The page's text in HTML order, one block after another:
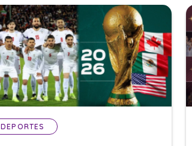
DEPORTES